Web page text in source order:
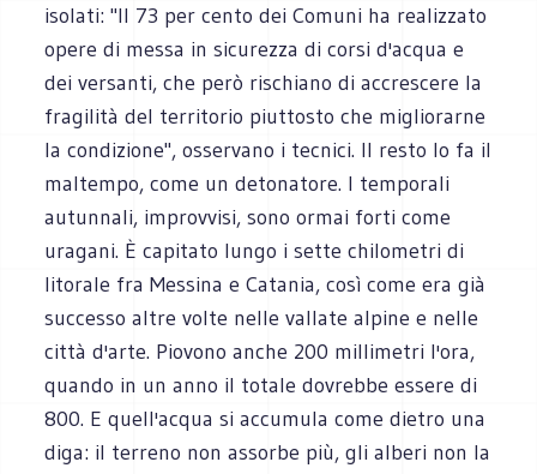
isolati: "Il 73 per cento dei Comuni ha realizzato
opere di messa in sicurezza di corsi d'acqua e
dei versanti, che però rischiano di accrescere la
fragilità del territorio piuttosto che migliorarne
la condizione", osservano i tecnici. Il resto lo fa il
maltempo, come un detonatore. I temporali
autunnali, improvvisi, sono ormai forti come
uragani. È capitato lungo i sette chilometri di
litorale fra Messina e Catania, così come era già
successo altre volte nelle vallate alpine e nelle
città d'arte. Piovono anche 200 millimetri l'ora,
quando in un anno il totale dovrebbe essere di
800. E quell'acqua si accumula come dietro una
diga: il terreno non assorbe più, gli alberi non la